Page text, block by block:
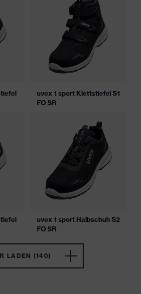
uvex 1 sport Klettstiefel S1
FO SR
uvex 1 sport Halbschuh S2
FO SR
LADEN (140)